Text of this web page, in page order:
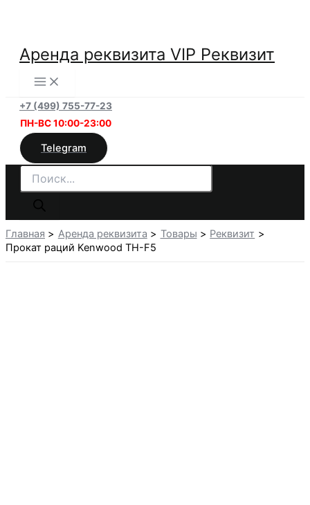
содержимому
Аренда реквизита VIP Реквизит
+7 (499) 755-77-23
ПН-ВС 10:00-23:00
Telegram
Поиск
товаров
Главная Аренда реквизита Товары
Реквизит
Прокат раций Kenwood TH-F5